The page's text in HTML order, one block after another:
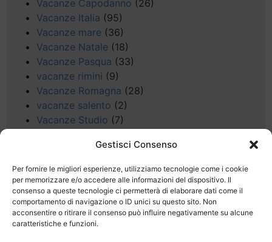
Gestisci Consenso
Per fornire le migliori esperienze, utilizziamo tecnologie come i cookie
per memorizzare e/o accedere alle informazioni del dispositivo. Il
consenso a queste tecnologie ci permetterà di elaborare dati come il
comportamento di navigazione o ID unici su questo sito. Non
acconsentire o ritirare il consenso può influire negativamente su alcune
caratteristiche e funzioni.
Vacanze Capodanno (26)
Vacanze Italia (95)
Vacanze mare (36)
Vacanze Natale (18)
Vacanze Pasqua (33)
vacanze rimini (9)
Vacanze Romagna (28)
vacanze salento (2)
Vacanze Studio (7)
(5)
Veneto (25)
Voli low cost(4)
Web(9)
week end(45)
Wellness(11)